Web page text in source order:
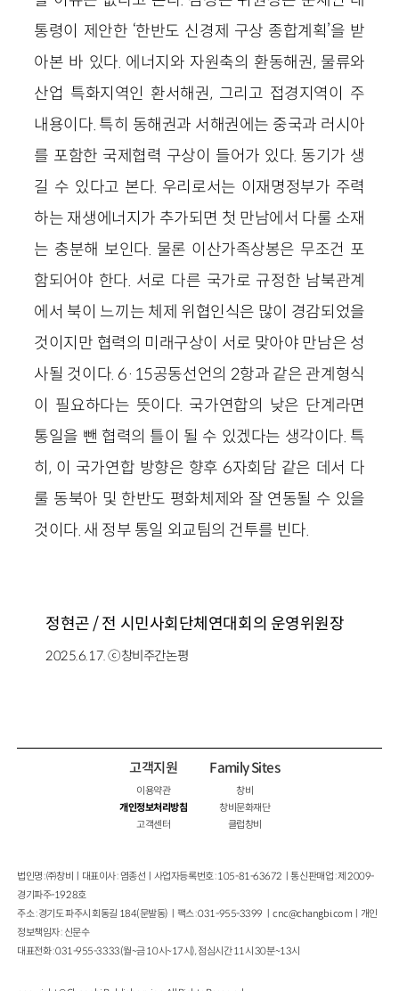
통령이 제안한 ‘한반도 신경제 구상 종합계획’을 받
아본 바 있다. 에너지와 자원축의 환동해권, 물류와
산업 특화지역인 환서해권, 그리고 접경지역이 주
내용이다. 특히 동해권과 서해권에는 중국과 러시아
를 포함한 국제협력 구상이 들어가 있다. 동기가 생
길 수 있다고 본다. 우리로서는 이재명정부가 주력
하는 재생에너지가 추가되면 첫 만남에서 다룰 소재
는 충분해 보인다. 물론 이산가족상봉은 무조건 포
함되어야 한다. 서로 다른 국가로 규정한 남북관계
에서 북이 느끼는 체제 위협인식은 많이 경감되었을
것이지만 협력의 미래구상이 서로 맞아야 만남은 성
사될 것이다. 6·15공동선언의 2항과 같은 관계형식
이 필요하다는 뜻이다. 국가연합의 낮은 단계라면
통일을 뺀 협력의 틀이 될 수 있겠다는 생각이다. 특
히, 이 국가연합 방향은 향후 6자회담 같은 데서 다
룰 동북아 및 한반도 평화체제와 잘 연동될 수 있을
것이다. 새 정부 통일 외교팀의 건투를 빈다.
정현곤 /전 시민사회단체연대회의 운영위원장
2025.6.17. ⓒ창비주간논평
고객지원
이용약관
개인정보처리방침
고객센터
Family Sites
창비
창비문화재단
클럽창비
법인명 : ㈜창비ㅣ대표이사 : 염종선ㅣ사업자등록번호 : 105-81-63672ㅣ통신판매업 : 제 2009-
경기파주-1928호
주소 : 경기도 파주시 회동길 184(문발동)ㅣ팩스 : 031-955-3399 ㅣcnc@changbi.com ㅣ개인
정보책임자 : 신문수
대표전화 : 031-955-3333(월~금 10시~17시), 점심시간 11시 30분~13시